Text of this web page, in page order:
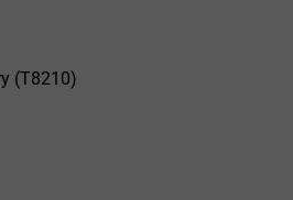
(T8210)